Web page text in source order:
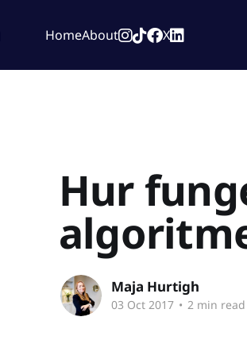
HomeAbout X
Hur
Maja Hurtigh
03 Oct 2017 • 2 min read